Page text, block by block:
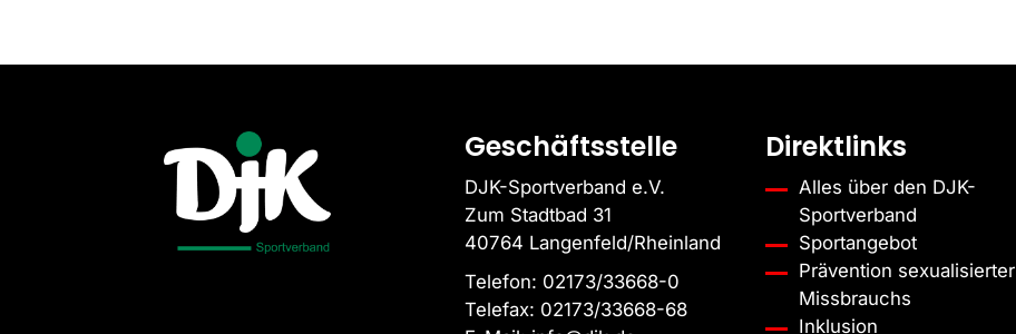
Geschäftsstelle
DJK-Sportverband e.V.
Zum Stadtbad 31
40764 Langenfeld/Rheinland
Telefon: 02173/33668-0
Telefax: 02173/33668-68
Direktlinks
Alles über den DJK-
Sportverband
Sportangebot
Prävention sexualisierter
Missbrauchs
Inklusion